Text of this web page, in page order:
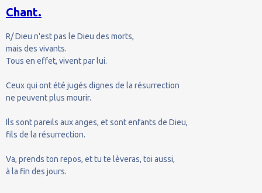
Chant.
R/ Dieu n'est pas le Dieu des morts,
mais des vivants.
Tous en effet, vivent par lui.
Ceux qui ont été jugés dignes de la résurrection
ne peuvent plus mourir.
Ils sont pareils aux anges, et sont enfants de Dieu,
fils de la résurrection.
Va, prends ton repos, et tu te lèveras, toi aussi,
à la fin des jours.